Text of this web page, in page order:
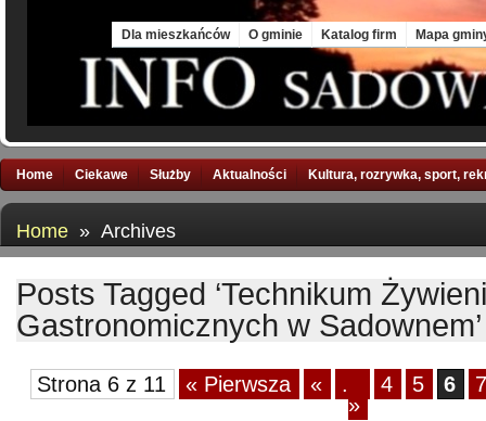
Dla mieszkańców O gminie Katalog firm Mapa
Home Ciekawe Służby Aktualności Kultura, rozrywka, sport,
Home » Archives
Posts Tagged ‘Technikum
Gastronomicznych w Sadownem’
Strona 6 z 11 « Pierwsza « ... 4 5 6
»